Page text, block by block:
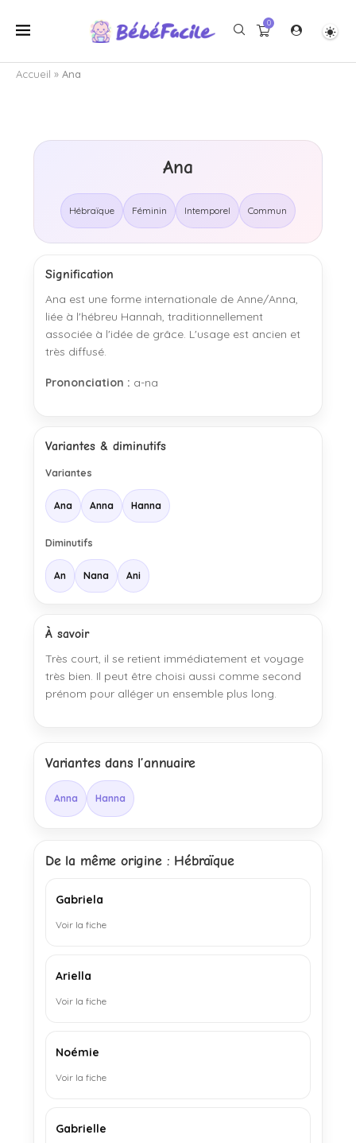
0
Accueil » Ana
Ana
Hébraïque Féminin Intemporel Commun
Signification
Ana est une forme internationale de Anne/Anna,
liée à l'hébreu Hannah, traditionnellement
associée à l'idée de grâce. L'usage est ancien et
très diffusé.
Prononciation : a-na
Variantes & diminutifs
Variantes
Ana Anna Hanna
Diminutifs
An Nana Ani
À savoir
Très court, il se retient immédiatement et voyage
très bien. Il peut être choisi aussi comme second
prénom pour alléger un ensemble plus long.
Variantes dans l’annuaire
Anna Hanna
De la même origine : Hébraïque
Gabriela
Voir la fiche
Ariella
Voir la fiche
Noémie
Voir la fiche
Gabrielle